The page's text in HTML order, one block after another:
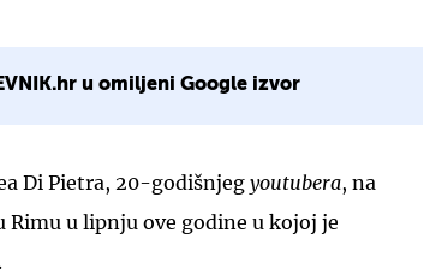
u omiljeni Google izvor
Di Pietra, 20-godišnjeg youtubera, na
Rimu u lipnju ove godine u kojoj je